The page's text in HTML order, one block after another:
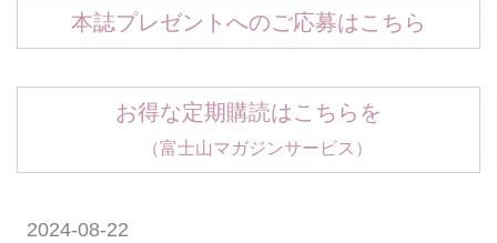
本誌プレゼントへのご応募はこちら
お得な定期購読はこちらを
（富士山マガジンサービス）
2024-08-22